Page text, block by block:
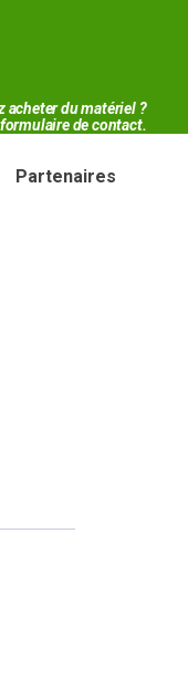
acheter du matériel ?
de contact.
Partenaires